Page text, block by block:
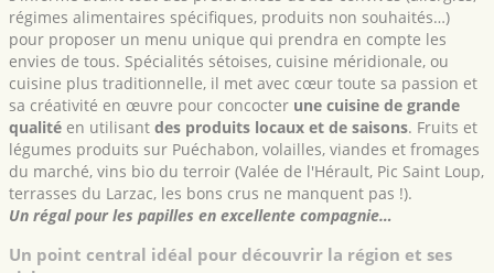
régimes alimentaires spécifiques, produits non souhaités…)
pour proposer un menu unique qui prendra en compte les
envies de tous. Spécialités sétoises, cuisine méridionale, ou
cuisine plus traditionnelle, il met avec cœur toute sa passion et
sa créativité en œuvre pour concocter une cuisine de grande
qualité en utilisant des produits locaux et de saisons. Fruits et
légumes produits sur Puéchabon, volailles, viandes et fromages
du marché, vins bio du terroir (Valée de l'Hérault, Pic Saint Loup,
terrasses du Larzac, les bons crus ne manquent pas !).
Un régal pour les papilles en excellente compagnie…
Un point central idéal pour découvrir la région et ses